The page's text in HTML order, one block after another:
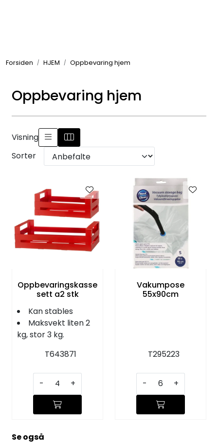
Forsiden HJEM Oppbevaring hjem
Oppbevaring hjem
Visning
Sorter
Oppbevaringskasse
sett a2 stk
Kan stables
Maksvekt liten 2
kg, stor 3 kg.
T643871
- +
Vakumpose
55x90cm
T295223
- +
Se også
UTEMILJØ
FRITID
TEKSTIL
KJØKKEN
GAVESETT
ACCESSORIES
JUL